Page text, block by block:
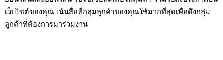
เว็บไซต์ของคุณ เน้นสื่อที่กลุ่มลูกค้าของคุณใช้มากที่สุดเพื่อดึงกลุ่ม
ลูกค้าที่ต้องการมาร่วมงาน